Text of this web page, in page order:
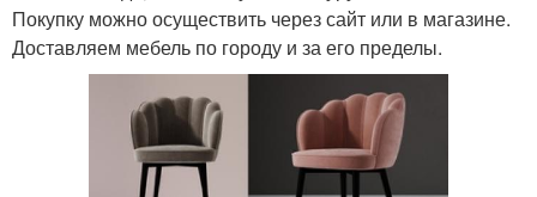
Покупку можно осуществить через сайт или в магазине.
Доставляем мебель по городу и за его пределы.